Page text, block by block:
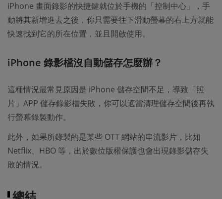
iPhone 畫面錄影的快捷鍵就位於手機的「控制中心」，手
動將其新增進去之後，你只需要往下滑動螢幕的右上方就能
快速找到它的所在位置，並且開啟使用。
iPhone 錄影檔沒自動儲存怎麼辦？
這種情況最常見原因是 iPhone 儲存空間不足，導致「照
片」APP 儲存錄影檔失敗，你可以適當清理儲存空間後再執
行螢幕錄製動作。
此外，如果所錄製的是某些 OTT 網站的串流影片，比如
Netflix、HBO 等，出於數位版權保護也會出現錄影儲存失
敗的情況。